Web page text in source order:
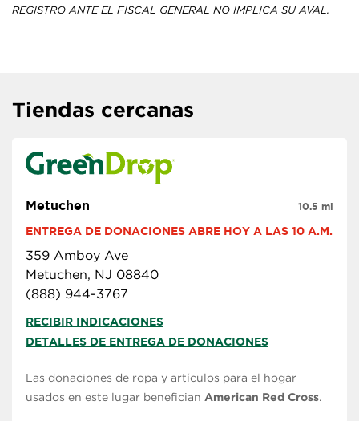
REGISTRO ANTE EL FISCAL GENERAL NO IMPLICA SU AVAL.
Tiendas cercanas
Metuchen
ENTREGA DE DONACIONES ABRE HOY A LAS 10 A.M.
359 Amboy Ave
Metuchen, NJ 08840
(888) 944-3767
10.5 mi
RECIBIR INDICACIONES
DETALLES DE ENTREGA DE DONACIONES
Las donaciones de ropa y artículos para el hogar
usados en este lugar benefician American Red Cross.